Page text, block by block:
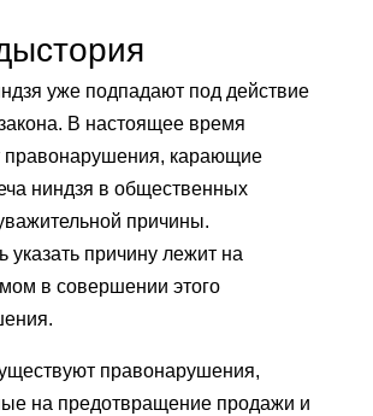
уже подпадают под действие
В настоящее время
правонарушения, карающие
ниндзя в общественных
причины.
указать причину лежит на
в совершении этого
правонарушения,
на предотвращение продажи и